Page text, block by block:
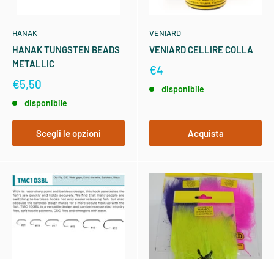
HANAK
HANAK TUNGSTEN BEADS
METALLIC
€5,50
disponibile
Scegli le opzioni
VENIARD
VENIARD CELLIRE COLLA
€4
disponibile
Acquista